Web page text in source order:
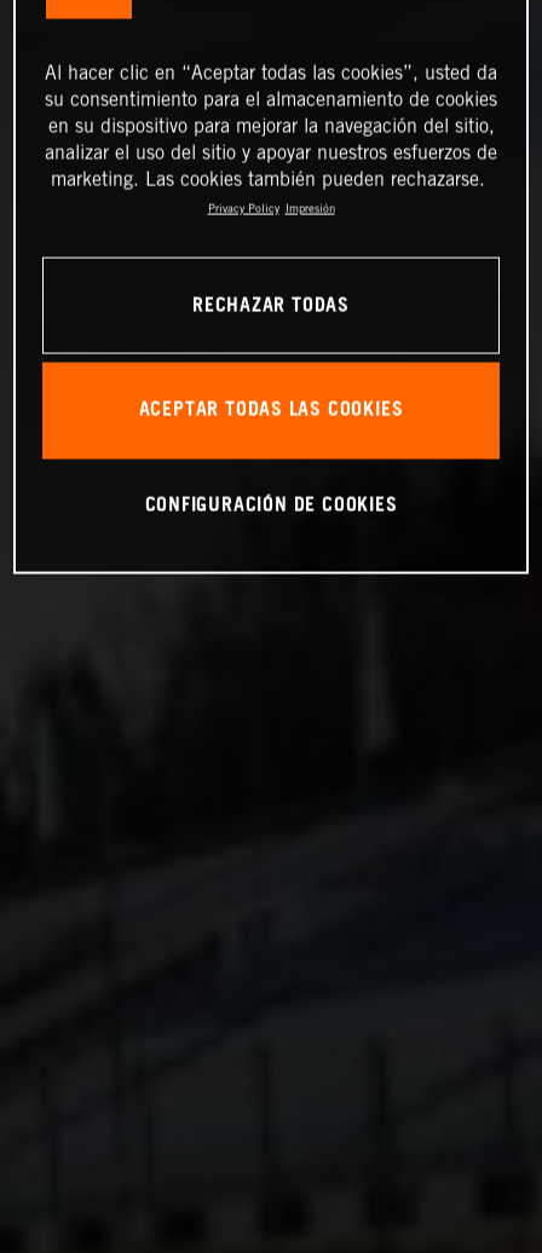
Al hacer clic en “Aceptar todas las cookies”, usted da
su consentimiento para el almacenamiento de cookies
en su dispositivo para mejorar la navegación del sitio,
analizar el uso del sitio y apoyar nuestros esfuerzos de
marketing. Las cookies también pueden rechazarse.
Privacy Policy Impresión
RECHAZAR TODAS
ACEPTAR TODAS LAS COOKIES
CONFIGURACIÓN DE COOKIES